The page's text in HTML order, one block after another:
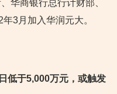
华商银行总行计财部、
3月加入华润元大。
低于5,000万元，或触发